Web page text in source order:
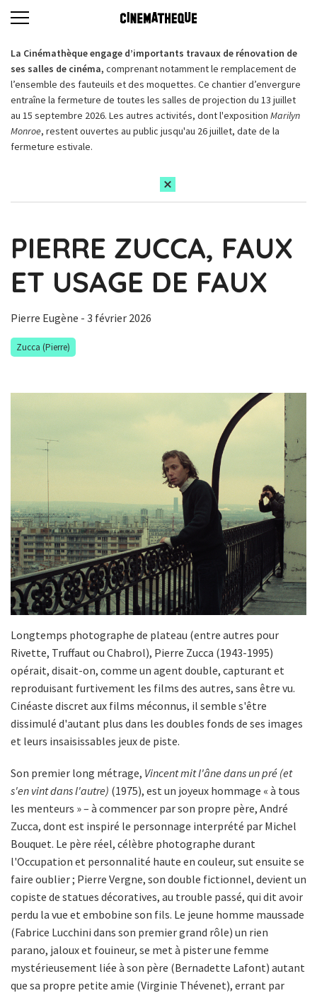
La Cinémathèque engage d’importants travaux de rénovation de
ses salles de cinéma, comprenant notamment le remplacement de
l’ensemble des fauteuils et des moquettes. Ce chantier d’envergure
entraîne la fermeture de toutes les salles de projection du 13 juillet
au 15 septembre 2026. Les autres activités, dont l'exposition Marilyn
Monroe, restent ouvertes au public jusqu'au 26 juillet, date de la
fermeture estivale.
PIERRE ZUCCA, FAUX
ET USAGE DE FAUX
Pierre Eugène - 3 février 2026
Zucca (Pierre)
Longtemps photographe de plateau (entre autres pour
Rivette, Truffaut ou Chabrol), Pierre Zucca (1943-1995)
opérait, disait-on, comme un agent double, capturant et
reproduisant furtivement les films des autres, sans être vu.
Cinéaste discret aux films méconnus, il semble s'être
dissimulé d'autant plus dans les doubles fonds de ses images
et leurs insaisissables jeux de piste.
Son premier long métrage, Vincent mit l'âne dans un pré (et
s'en vint dans l'autre) (1975), est un joyeux hommage « à tous
les menteurs » – à commencer par son propre père, André
Zucca, dont est inspiré le personnage interprété par Michel
Bouquet. Le père réel, célèbre photographe durant
l'Occupation et personnalité haute en couleur, sut ensuite se
faire oublier ; Pierre Vergne, son double fictionnel, devient un
copiste de statues décoratives, au trouble passé, qui dit avoir
perdu la vue et embobine son fils. Le jeune homme maussade
(Fabrice Lucchini dans son premier grand rôle) un rien
parano, jaloux et fouineur, se met à pister une femme
mystérieusement liée à son père (Bernadette Lafont) autant
que sa propre petite amie (Virginie Thévenet), errant par